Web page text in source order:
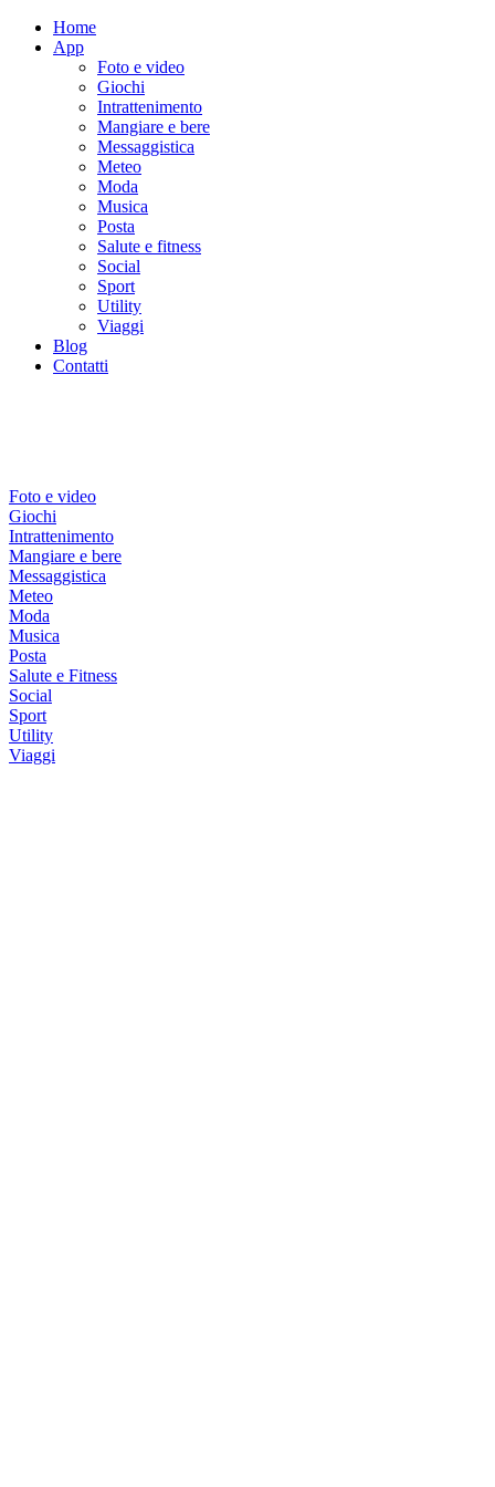
Home
App
Foto e video
Giochi
Intrattenimento
Mangiare e bere
Messaggistica
Meteo
Moda
Musica
Posta
Salute e fitness
Social
Sport
Utility
Viaggi
Blog
Contatti
Foto e video
Giochi
Intrattenimento
Mangiare e bere
Messaggistica
Meteo
Moda
Musica
Posta
Salute e Fitness
Social
Sport
Utility
Viaggi